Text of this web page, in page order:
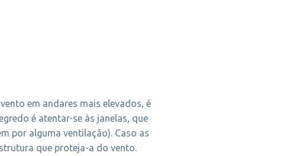
em andares mais elevados, é
é atentar-se às janelas, que
por alguma ventilação). Caso as
que proteja-a do vento.